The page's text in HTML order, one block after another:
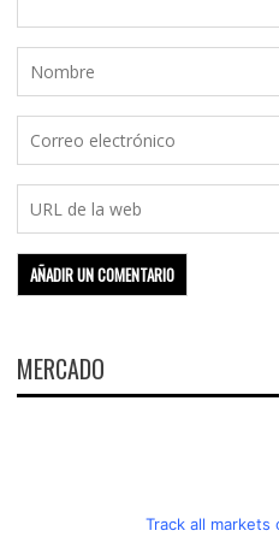
MERCADO
Track all markets